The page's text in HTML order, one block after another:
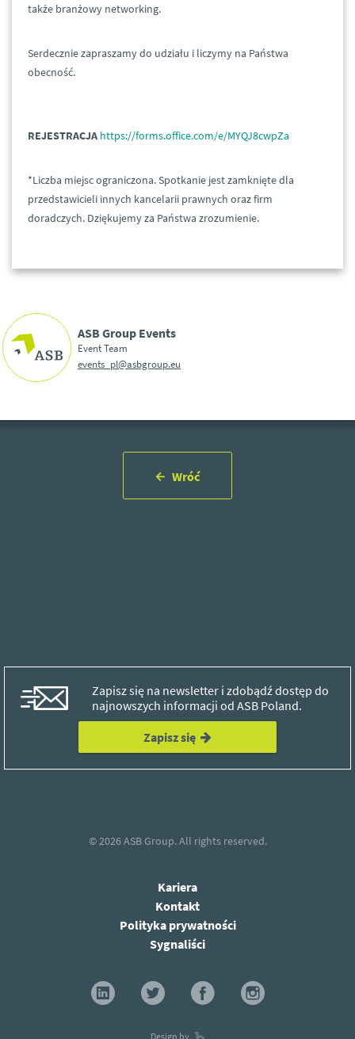
także branżowy networking.
Serdecznie zapraszamy do udziału i liczymy na Państwa
obecność.
REJESTRACJA https://forms.office.com/e/MYQJ8cwpZa
*Liczba miejsc ograniczona. Spotkanie jest zamknięte dla
przedstawicieli innych kancelarii prawnych oraz firm
doradczych. Dziękujemy za Państwa zrozumienie.
ASB Group Events
Event Team
events_pl@asbgroup.eu
Wróć
Zapisz się na newsletter i zdobądź dostęp do
najnowszych informacji od ASB Poland.
Zapisz się
© 2026ASB Group.All rights reserved.
Kariera
Kontakt
Polityka prywatności
Sygnaliści
Design by